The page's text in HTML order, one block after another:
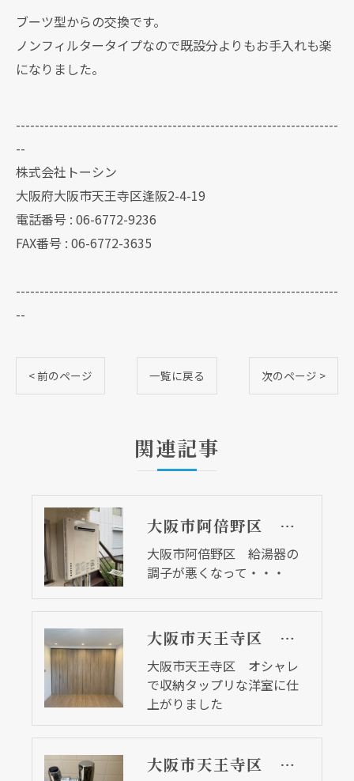
ブーツ型からの交換です。
ノンフィルタータイプなので既設分よりもお手入れも楽
になりました。
--------------------------------------------------------------------
--
株式会社トーシン
大阪府大阪市天王寺区逢阪2-4-19
電話番号 : 06-6772-9236
FAX番号 : 06-6772-3635
--------------------------------------------------------------------
--
< 前のページ 一覧に戻る 次のページ >
関連記事
大阪市阿倍野区 給湯器の調子が悪くなって・・・
大阪市阿倍野区 給湯器の
調子が悪くなって・・・
大阪市天王寺区 オシャレで収納タップリな洋室に仕上がりました
大阪市天王寺区 オシャレ
で収納タップリな洋室に仕
上がりました
大阪市天王寺区 商業施設の共用トイレのフラッシュバルブ取替リフォーム工事